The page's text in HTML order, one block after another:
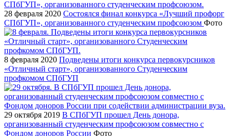
28 февраля 2020 Состоялся финал конкурса «Лучший профорг
СПбГУП», организованного студенческим профсоюзом Фото
8 февраля 2020 Подведены итоги конкурса первокурсников
«Отличный старт», организованного Студенческим
профкомом СПбГУП
29 октября 2019 В СПбГУП прошел День донора,
организованный студенческим профсоюзом совместно с
Фондом доноров России Фото